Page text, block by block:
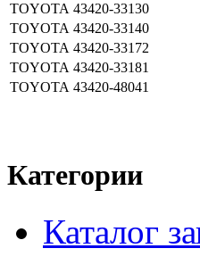
TOYOTA 43420-33130
TOYOTA 43420-33140
TOYOTA 43420-33172
TOYOTA 43420-33181
TOYOTA 43420-48041
Категории
Каталог